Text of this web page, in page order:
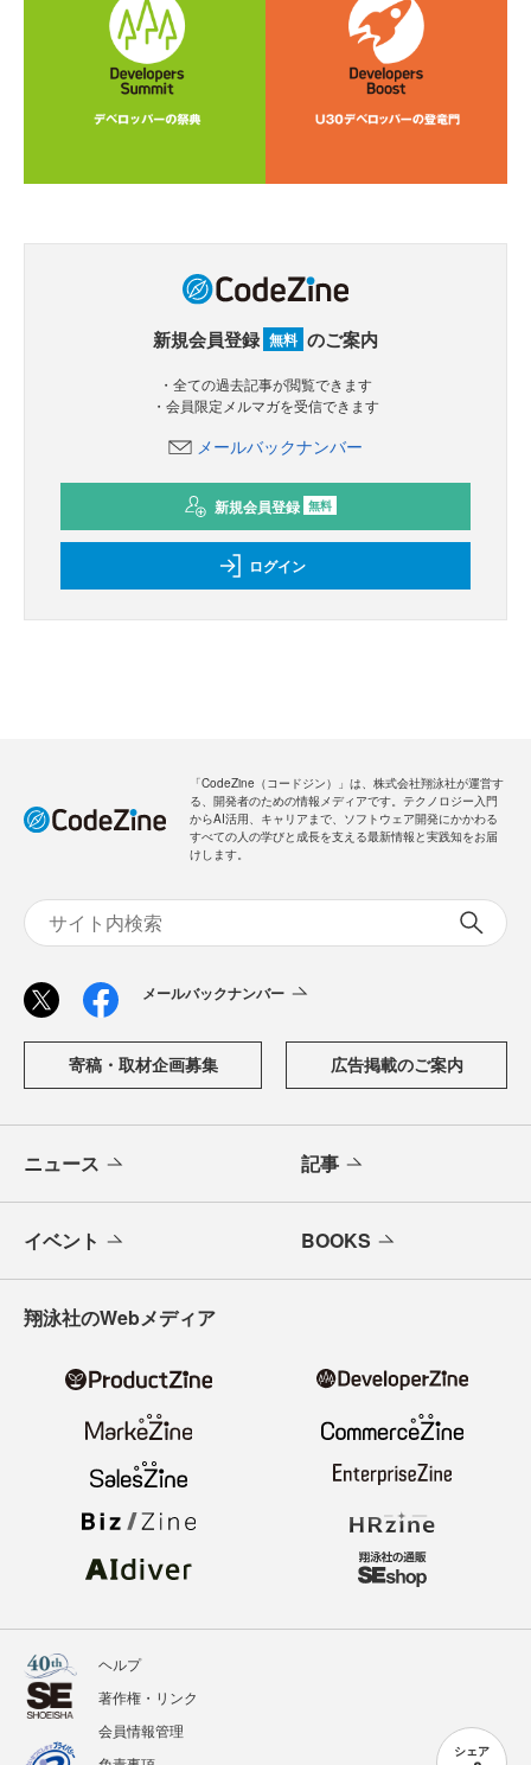
シェア
新規会員登録 無料 のご案内
・全ての過去記事が閲覧できます
・会員限定メルマガを受信できます
メールバックナンバー
新規会員登録 無料
ログイン
「CodeZine（コードジン）」は、株式会社翔泳社が運営す
る、開発者のための情報メディアです。テクノロジー入門
からAI活用、キャリアまで、ソフトウェア開発にかかわる
すべての人の学びと成長を支える最新情報と実践知をお届
けします。
メールバックナンバー
寄稿・取材企画募集 広告掲載のご案内
ニュース 記事
イベント BOOKS
翔泳社のWebメディア
ヘルプ
著作権・リンク
会員情報管理